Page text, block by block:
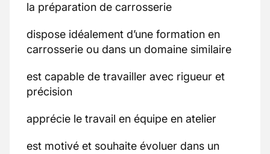
la préparation de carrosserie
dispose idéalement d’une formation en
carrosserie ou dans un domaine similaire
est capable de travailler avec rigueur et
précision
apprécie le travail en équipe en atelier
est motivé et souhaite évoluer dans un